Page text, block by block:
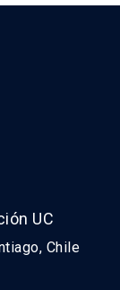
UC
Chile